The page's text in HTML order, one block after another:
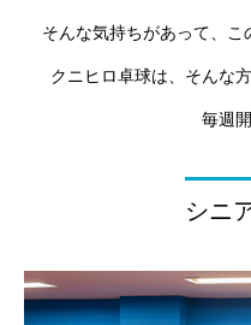
そんな気持ちがあって、こ
クニヒロ卓球は、そんな
毎週
シニ